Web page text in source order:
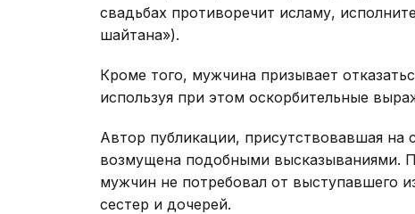
свадьбах противоречит исламу,
шайтана»).
Кроме того, мужчина призывает
используя при этом оскорбительные
Автор публикации, присутствовавшая на
возмущена подобными высказываниями.
мужчин не потребовал от выступавшего
сестер и дочерей.